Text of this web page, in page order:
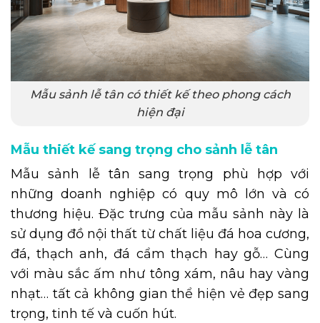
Mẫu sảnh lễ tân có thiết kế theo phong cách
hiện đại
Mẫu thiết kế sang trọng cho sảnh lễ tân
Mẫu sảnh lễ tân sang trọng phù hợp với
những doanh nghiệp có quy mô lớn và có
thương hiệu. Đặc trưng của mẫu sảnh này là
sử dụng đồ nội thất từ chất liệu đá hoa cương,
đá, thạch anh, đá cẩm thạch hay gỗ… Cùng
với màu sắc ấm như tông xám, nâu hay vàng
nhạt… tất cả không gian thể hiện vẻ đẹp sang
trọng, tinh tế và cuốn hút.